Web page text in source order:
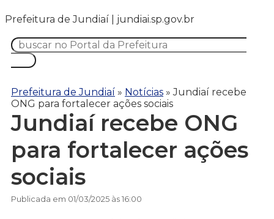
Prefeitura de Jundiaí | jundiai.sp.gov.br
Prefeitura de Jundiaí » Notícias »Jundiaí recebe
ONG para fortalecer ações sociais
Jundiaí recebe ONG
para fortalecer ações
sociais
Publicada em 01/03/2025 às 16:00